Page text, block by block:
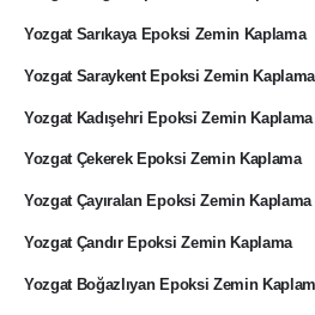
Yozgat Sarıkaya Epoksi Zemin Kaplama
Yozgat Saraykent Epoksi Zemin Kaplama
Yozgat Kadışehri Epoksi Zemin Kaplama
Yozgat Çekerek Epoksi Zemin Kaplama
Yozgat Çayıralan Epoksi Zemin Kaplama
Yozgat Çandır Epoksi Zemin Kaplama
Yozgat Boğazlıyan Epoksi Zemin